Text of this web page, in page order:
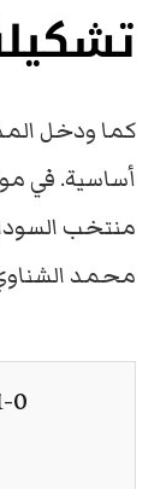
كما ودخل
أساسية. في
منتخب
محمد
0